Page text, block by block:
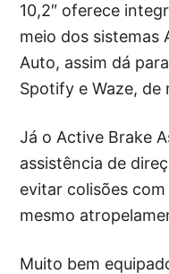
10,2″ oferece
meio dos sistemas
Auto, assim dá
Spotify e Waze, de
Já o Active Brake
assistência de
evitar colisões
mesmo
Muito bem